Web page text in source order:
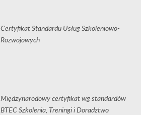
Certyfikat Standardu Usług Szkoleniowo-
Rozwojowych
Międzynarodowy certyfikat wg standardów
BTEC Szkolenia, Treningi i Doradztwo